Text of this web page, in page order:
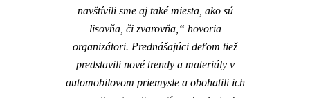
navštívili sme aj také miesta, ako sú
lisovňa, či zvarovňa,“ hovoria
organizátori. Prednášajúci deťom tiež
predstavili nové trendy a materiály v
automobilovom priemysle a obohatili ich